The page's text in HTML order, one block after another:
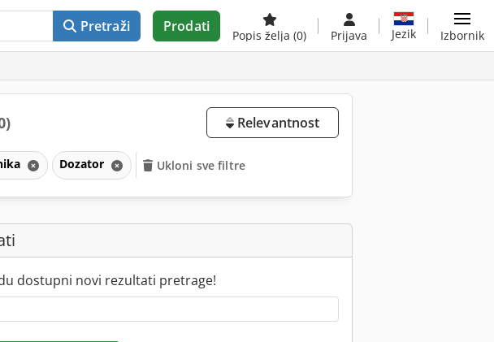
Pretraži Prodati
Popis želja (0) Prijava Jezik Izbornik
Relevantnost
Dozator Ukloni sve filtre
dostupni novi rezultati pretrage!